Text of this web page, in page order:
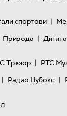
спортови |
Природа |
Трезор | РТС
| Радио Џубокс |